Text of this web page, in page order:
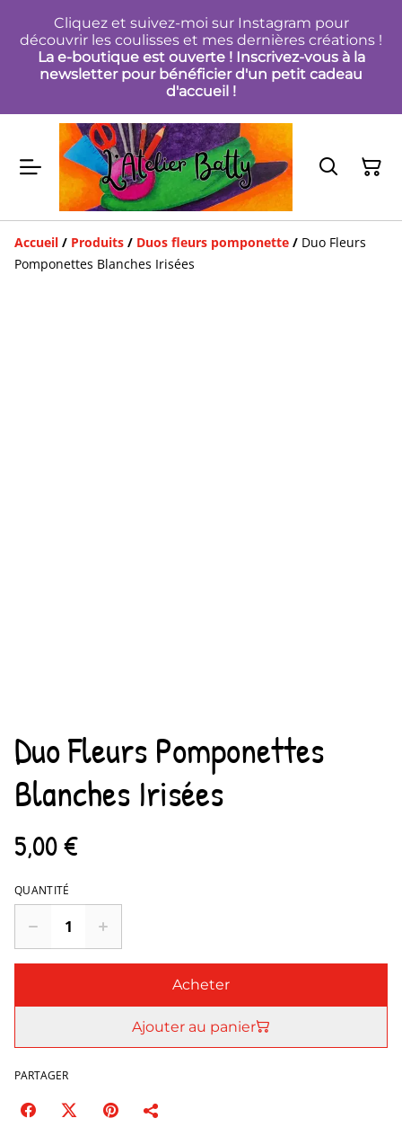
Cliquez et suivez-moi sur Instagram pour
découvrir les coulisses et mes dernières créations !
La e-boutique est ouverte ! Inscrivez-vous à la
newsletter pour bénéficier d'un petit cadeau
d'accueil !
Accueil / Produits / Duos fleurs pomponette / Duo Fleurs
Pomponettes Blanches Irisées
Duo Fleurs Pomponettes
Blanches Irisées
5,00 €
QUANTITÉ
Acheter
Ajouter au panier
PARTAGER